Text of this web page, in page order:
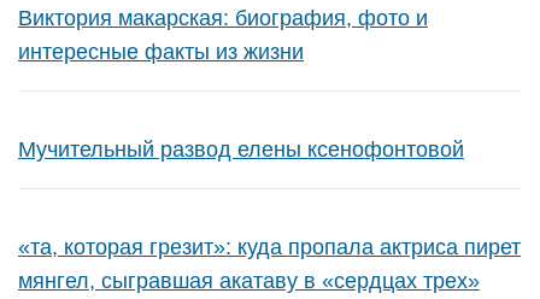
Виктория макарская: биография, фото и
интересные факты из жизни
Мучительный развод елены ксенофонтовой
«та, которая грезит»: куда пропала актриса пирет
мянгел, сыгравшая акатаву в «сердцах трех»